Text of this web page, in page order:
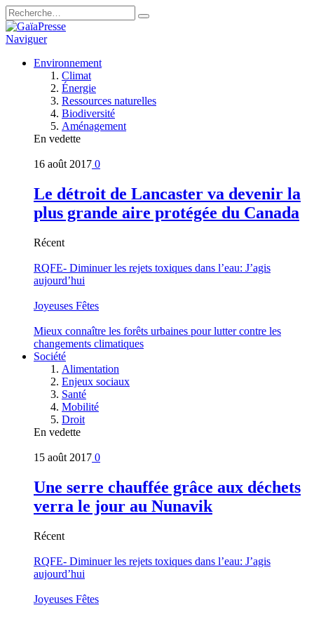
Naviguer
Environnement
Climat
Énergie
Ressources naturelles
Biodiversité
Aménagement
En vedette
16 août 2017 0
Le détroit de Lancaster va devenir la
plus grande aire protégée du Canada
Récent
RQFE- Diminuer les rejets toxiques dans l’eau: J’agis
aujourd’hui
Joyeuses Fêtes
Mieux connaître les forêts urbaines pour lutter contre les
changements climatiques
Société
Alimentation
Enjeux sociaux
Santé
Mobilité
Droit
En vedette
15 août 2017 0
Une serre chauffée grâce aux déchets
verra le jour au Nunavik
Récent
RQFE- Diminuer les rejets toxiques dans l’eau: J’agis
aujourd’hui
Joyeuses Fêtes